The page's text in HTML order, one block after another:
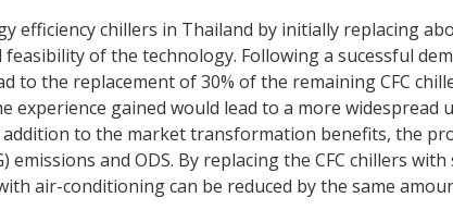
chillers in Thailand by initially replacing
of the technology. Following a sucessful
to the replacement of 30% of the remaining CFC
gained would lead to a more widespread
to the market transformation benefits, the
and ODS. By replacing the CFC chillers
air-conditioning can be reduced by the same